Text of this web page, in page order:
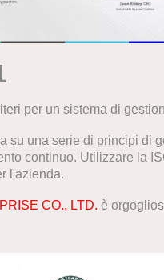
per un sistema di
su una serie di principi di
continuo. Utilizzare la
l'azienda.
CO., LTD. è